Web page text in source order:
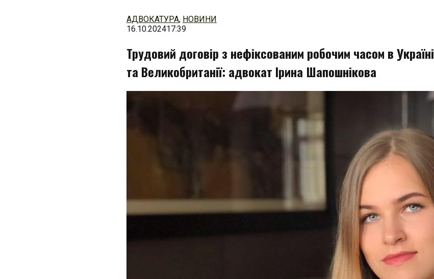
АДВОКАТУРА, НОВИНИ
16.10.202417:39
Трудовий договір з нефіксованим робочим часом в Україні
та Великобританії: адвокат Ірина Шапошнікова